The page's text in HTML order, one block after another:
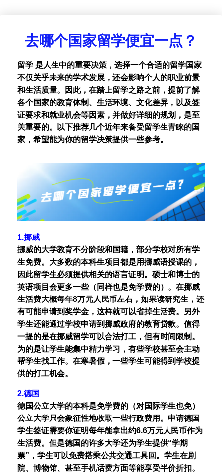
去哪个国家留学便宜一点？
留学 是人生中的重要决策，选择一个合适的留学国家
不仅关乎未来的学术发展，还会影响个人的职业前景
和生活质量。因此，在踏上留学之路之前，提前了解
各个国家的教育体制、生活环境、文化差异，以及签
证要求和就业机会等因素，并做好详细的规划，是至
关重要的。以下推荐几个近年来备受留学生青睐的国
家，希望能为你的留学决策提供一些参考。
1.挪威
挪威的大学教育不分阶段和国籍，部分学校对所有学
生免费。大多数的本科生项目都是用挪威语授课的，
因此留学生必须提供相关的语言证明。硕士和博士的
英语项目会更多一些（同样也是免学费的）。在挪威
生活费大概每年8万元人民币左右，如果读研究生，还
有可能申请到奖学金，这样就可以省掉生活费。另外
学生还能通过学校申请到挪威政府的教育贷款。值得
一提的是在挪威留学可以合法打工，但有时间限制。
为的是让学生能集中精力学习，有些学校甚至会主动
帮学生找工作。在寒暑假，一些学生可能得到学校提
供的打工机会。
2.德国
德国公立大学的本科是免学费的（对国际学生也免）
公立大学只会象征性地收取一些行政费用。申请德国
学生签证需要你证明每年能拿出约6.6万元人民币作为
生活费。但是德国的许多大学还为学生提供“学期
票”，学生可以免费搭乘公共交通工具回。学生在剧
院、博物馆、甚至手机话费方面等能享受半价折扣。